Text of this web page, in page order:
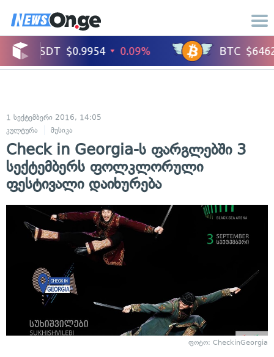
1 სექტემბერი 2016, 14:05
კულტურა
მუსიკა
Check in Georgia-ს ფარგლებში 3
სექტემბერს ფოლკლორული
ფესტივალი დაიხურება
ფოტო: CheckinGeorgia